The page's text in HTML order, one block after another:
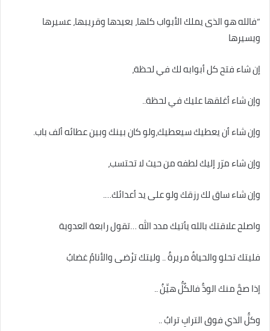
“فالله هو الذى يملك الأبواب كلها، بعيدها وقريبها، عسيرها
ويسيرها
إن شاء فتح كل أبوابه لك في لحظة،
وإن شاء أغلقها عليك في لحظة..
وإن شاء أن يعطيك سيعطيك،ولو كان بينك وبين عطائه ألف باب.
وإن شاء مرّر إليك لطفه من حيث لا تحتسب،
وإن شاء ساق لك رزقك ولو على يد أعدائك….
واصلح علاقتك بالله يأتيك مدد الله …تقول رابعة العدوية
فليتك تحلو والحياةُ مريرةٌ .. وليتك ترْضى والأنامُ غضابُ
إذا صحَّ منك الودُّ فالكُلُّ هيِّنٌ ..
وكلُّ الذي فوق الترابِ ترابُ ..